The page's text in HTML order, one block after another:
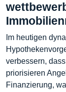
Im heutigen
verbessern,
priorisieren
Finanzierung,